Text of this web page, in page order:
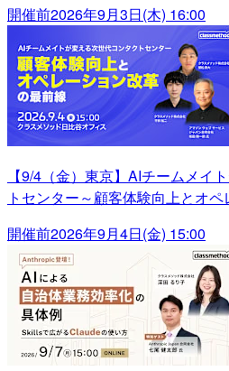
開催前2026年9月3日(木) 16:00
【9/4（金）東京】AIチームメイ
トセンター～顧客体験向上とオ
開催前2026年9月4日(金) 15:00